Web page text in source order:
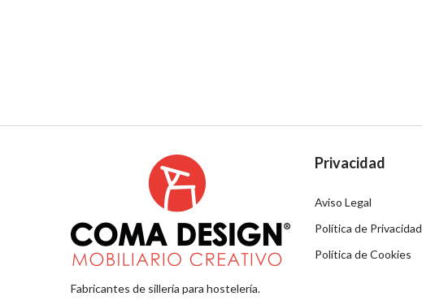
Fabricantes de sillería para hostelería.
Privacidad
Aviso Legal
Política de Privacidad
Política de Cookies